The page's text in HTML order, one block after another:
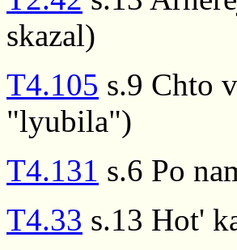
skazal)
T4.105 s.9 Chto
"lyubila")
T4.131 s.6 Po
T4.33 s.13 Hot'